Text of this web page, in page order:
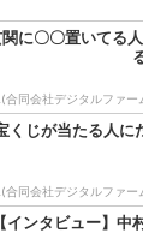
に〇〇置いてる
合同会社デジタルファー
くじが当たる人に
合同会社デジタルファー
【インタビュー】